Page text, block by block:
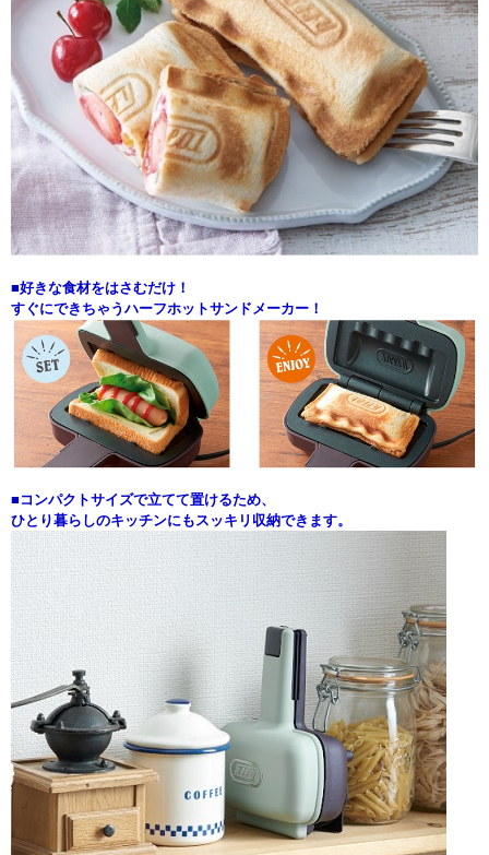
■好きな食材をはさむだけ！
すぐにできちゃうハーフホットサンドメーカー！
■コンパクトサイズで立てて置けるため、
ひとり暮らしのキッチンにもスッキリ収納できます。